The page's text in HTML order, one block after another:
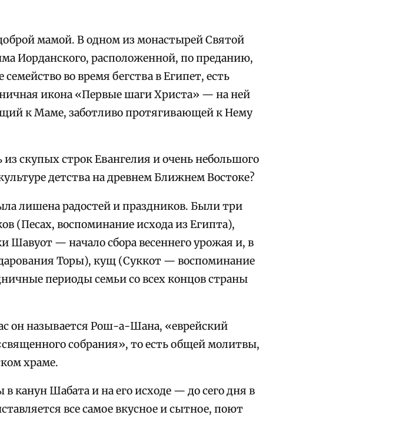
мамой. В одном из монастырей Святой
Иорданского, расположенной, по преданию,
во время бегства в Египет, есть
икона «Первые шаги Христа» — на ней
к Маме, заботливо протягивающей к Нему
скупых строк Евангелия и очень небольшого
детства на древнем Ближнем Востоке?
лишена радостей и праздников. Были три
(Песах, воспоминание исхода из Египта),
Шавуот — начало сбора весеннего урожая и, в
Торы), кущ (Суккот — воспоминание
периоды семьи со всех концов страны
он называется Рош-а-Шана, «еврейский
собрания», то есть общей молитвы,
храме.
канун Шабата и на его исходе — до сего дня в
все самое вкусное и сытное, поют